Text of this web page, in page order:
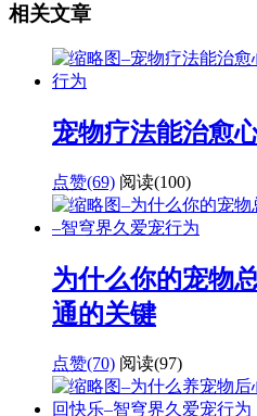
相关文章
宠物疗法能治愈
点赞(69) 阅读(100)
为什么你的宠物
通的关键
点赞(70) 阅读(97)